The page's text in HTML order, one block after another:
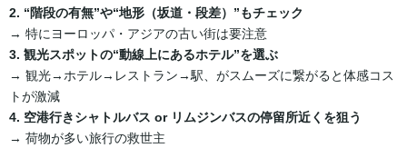
2. “階段の有無”や“地形（坂道・段差）”もチェック
→ 特にヨーロッパ・アジアの古い街は要注意
3. 観光スポットの“動線上にあるホテル”を選ぶ
→ 観光→ホテル→レストラン→駅、がスムーズに繋がると体感コス
トが激減
4. 空港行きシャトルバス or リムジンバスの停留所近くを狙う
→ 荷物が多い旅行の救世主